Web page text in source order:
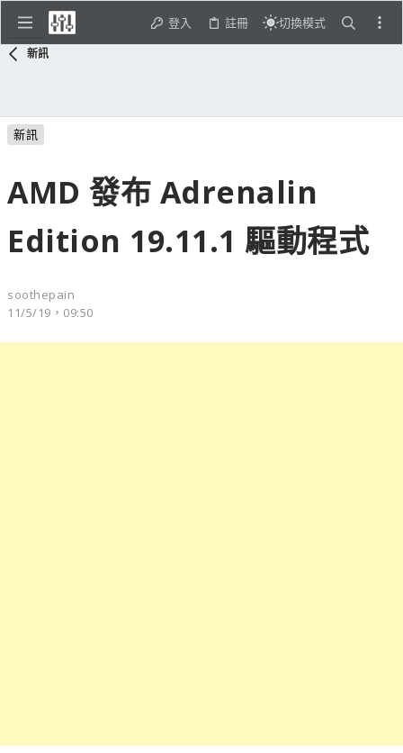
登入 註冊 切換模式
新訊
新訊
AMD 發布 Adrenalin
Edition 19.11.1 驅動程式
soothepain
11/5/19，09:50